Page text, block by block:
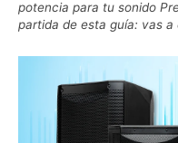
potencia para tu sonido
partida de esta guía: vas a